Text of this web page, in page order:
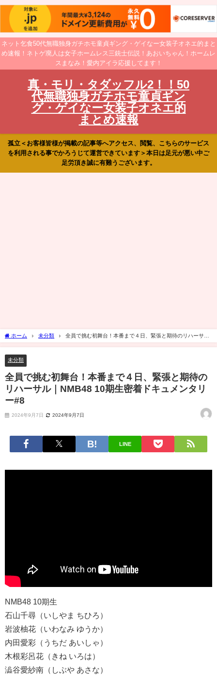
ネット乞食50代無職独身ガチホモ童貞ギング・ゲイなー女装子オネエ的まと
め速報！ネトゲ廃人は女子ホームレス三銃士伝説！あおいちゃん！ホームレ
スまなみ！愛内アイラ応援してます！
真・モリ・タダッフル2！！50
代無職独身ガチホモ童貞ギン
グ・ゲイなー女装子オネエ的
まとめ速報
孤立＜お客様皆様が掲載の記事等へアクセス、閲覧、こちらのサービス
を利用される事でかろうじて運営できています＞本日は足元が悪い中ご
足労頂き誠に有難うございます。
ホーム 未分類
全員で挑む初舞台！本番まで４日、緊張と期待のリハーサル
｜NMB48 10期生密着ドキュメンタリー#8
未分類
全員で挑む初舞台！本番まで４日、緊張と期待の
リハーサル｜NMB48 10期生密着ドキュメンタリ
ー#8
2024年9月7日 2024年9月7日
LINE
NMB48 10期生
石山千尋（いしやま ちひろ）
岩波柚花（いわなみ ゆうか）
内田愛彩（うちだ あいしゃ）
木根彩呂花（きね いろは）
澁谷愛紗南（しぶや あさな）